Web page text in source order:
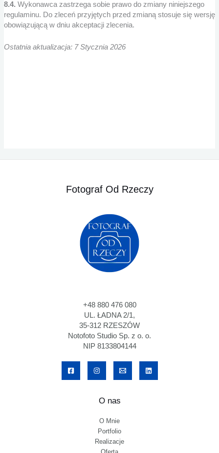
8.4. Wykonawca zastrzega sobie prawo do zmiany niniejszego
regulaminu. Do zleceń przyjętych przed zmianą stosuje się wersję
obowiązującą w dniu akceptacji zlecenia.
Ostatnia aktualizacja: 7 Stycznia 2026
Fotograf Od Rzeczy
+48 880 476 080
UL. ŁADNA 2/1,
35-312 RZESZÓW
Notofoto Studio Sp. z o. o.
NIP 8133804144
O nas
O Mnie
Portfolio
Realizacje